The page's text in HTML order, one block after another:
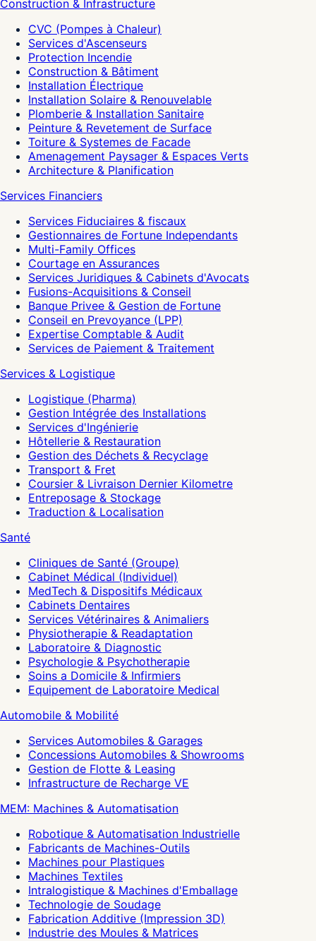
Construction & Infrastructure
CVC (Pompes à Chaleur)
Services d'Ascenseurs
Protection Incendie
Construction & Bâtiment
Installation Électrique
Installation Solaire & Renouvelable
Plomberie & Installation Sanitaire
Peinture & Revetement de Surface
Toiture & Systemes de Facade
Amenagement Paysager & Espaces Verts
Architecture & Planification
Services Financiers
Services Fiduciaires & fiscaux
Gestionnaires de Fortune Independants
Multi-Family Offices
Courtage en Assurances
Services Juridiques & Cabinets d'Avocats
Fusions-Acquisitions & Conseil
Banque Privee & Gestion de Fortune
Conseil en Prevoyance (LPP)
Expertise Comptable & Audit
Services de Paiement & Traitement
Services & Logistique
Logistique (Pharma)
Gestion Intégrée des Installations
Services d'Ingénierie
Hôtellerie & Restauration
Gestion des Déchets & Recyclage
Transport & Fret
Coursier & Livraison Dernier Kilometre
Entreposage & Stockage
Traduction & Localisation
Santé
Cliniques de Santé (Groupe)
Cabinet Médical (Individuel)
MedTech & Dispositifs Médicaux
Cabinets Dentaires
Services Vétérinaires & Animaliers
Physiotherapie & Readaptation
Laboratoire & Diagnostic
Psychologie & Psychotherapie
Soins a Domicile & Infirmiers
Equipement de Laboratoire Medical
Automobile & Mobilité
Services Automobiles & Garages
Concessions Automobiles & Showrooms
Gestion de Flotte & Leasing
Infrastructure de Recharge VE
MEM: Machines & Automatisation
Robotique & Automatisation Industrielle
Fabricants de Machines-Outils
Machines pour Plastiques
Machines Textiles
Intralogistique & Machines d'Emballage
Technologie de Soudage
Fabrication Additive (Impression 3D)
Industrie des Moules & Matrices